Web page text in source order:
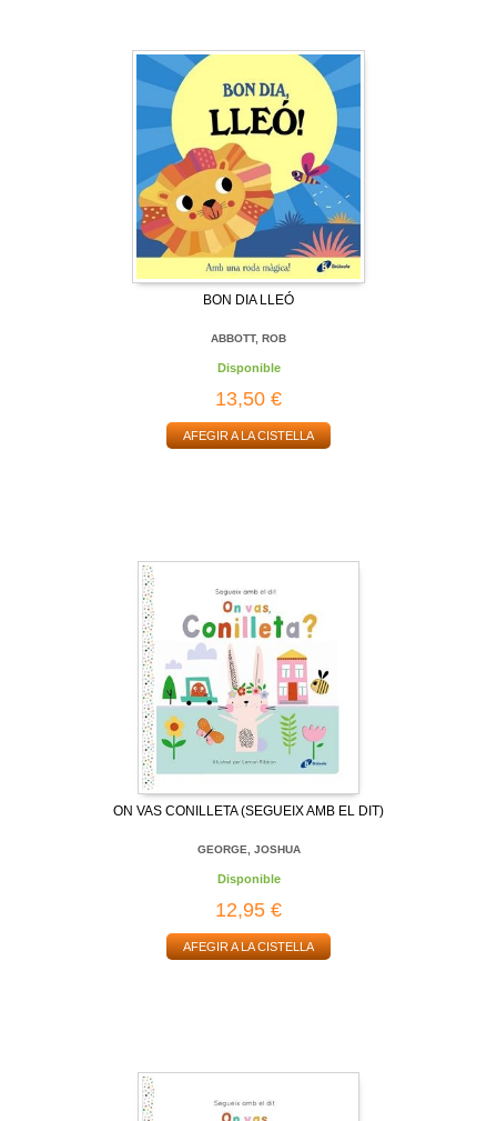
BON DIA LLEÓ
ABBOTT, ROB
Disponible
13,50 €
AFEGIR A LA CISTELLA
ON VAS CONILLETA (SEGUEIX AMB EL DIT)
GEORGE, JOSHUA
Disponible
12,95 €
AFEGIR A LA CISTELLA